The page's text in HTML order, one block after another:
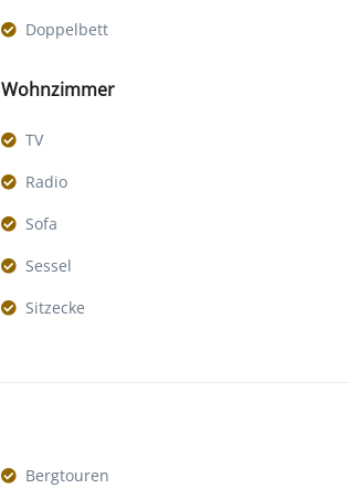
Doppelbett
Wohnzimmer
TV
Radio
Sofa
Sessel
Sitzecke
Bergtouren